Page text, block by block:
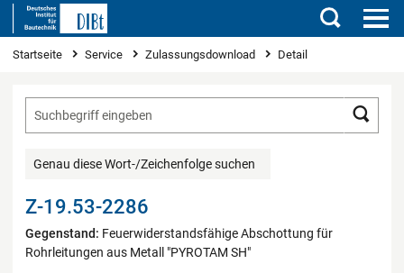
Suchen
Sie sind hier
Startseite Service Zulassungsdownload Detail
Genau diese Wort-/Zeichenfolge suchen
Z-19.53-2286
Gegenstand: Feuerwiderstandsfähige Abschottung für
Rohrleitungen aus Metall "PYROTAM SH"